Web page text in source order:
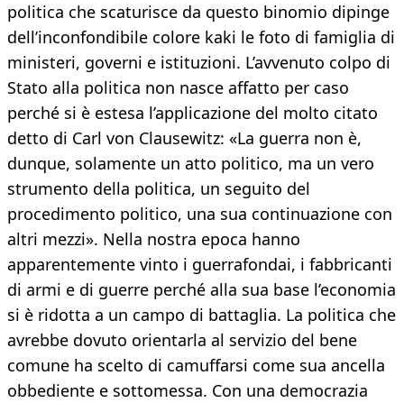
politica che scaturisce da questo binomio dipinge
dell’inconfondibile colore kaki le foto di famiglia di
ministeri, governi e istituzioni. L’avvenuto colpo di
Stato alla politica non nasce affatto per caso
perché si è estesa l’applicazione del molto citato
detto di Carl von Clausewitz: «La guerra non è,
dunque, solamente un atto politico, ma un vero
strumento della politica, un seguito del
procedimento politico, una sua continuazione con
altri mezzi». Nella nostra epoca hanno
apparentemente vinto i guerrafondai, i fabbricanti
di armi e di guerre perché alla sua base l’economia
si è ridotta a un campo di battaglia. La politica che
avrebbe dovuto orientarla al servizio del bene
comune ha scelto di camuffarsi come sua ancella
obbediente e sottomessa. Con una democrazia